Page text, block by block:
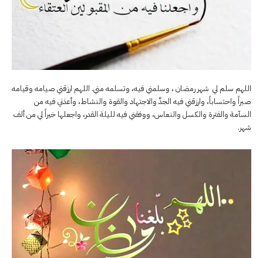
اللهم سلم لي شهر رمضان ، وسلمني فيه، وتسلمه مني. اللهم ارزقني صيامه وقيامه
صبراً واحتساباً، وارزقني فيه الجدَّ والاجتهاد والقوة والنشاط، وأعذني فيه من
السآمة والفترة والكسل والنعاس، ووفقني فيه لليلة القدر، واجعلها خيراً لي من ألف
شهر.